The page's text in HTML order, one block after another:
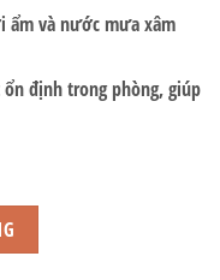
ẩm và nước mưa xâm
định trong phòng, giúp